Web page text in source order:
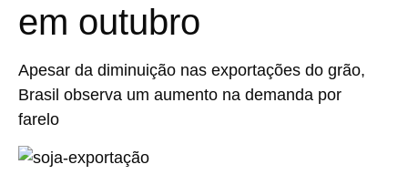
em outubro
Apesar da diminuição nas exportações do grão,
Brasil observa um aumento na demanda por
farelo